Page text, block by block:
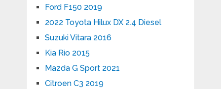
Ford F150 2019
2022 Toyota Hilux DX 2.4 Diesel
Suzuki Vitara 2016
Kia Rio 2015
Mazda G Sport 2021
Citroen C3 2019